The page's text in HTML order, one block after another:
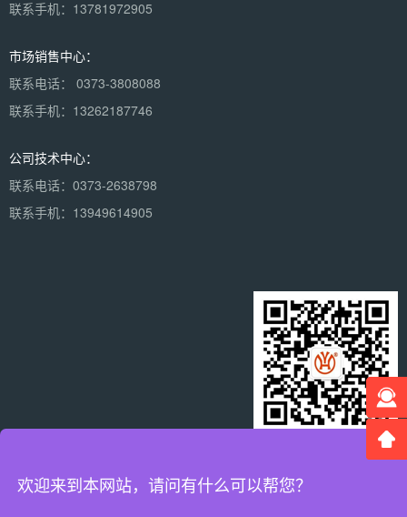
联系手机：13781972905
市场销售中心：
联系电话： 0373-3808088
联系手机：13262187746
公司技术中心：
联系电话：0373-2638798
联系手机：13949614905
分享到：
×
欢迎来到本网站，请问有什么可以帮您？